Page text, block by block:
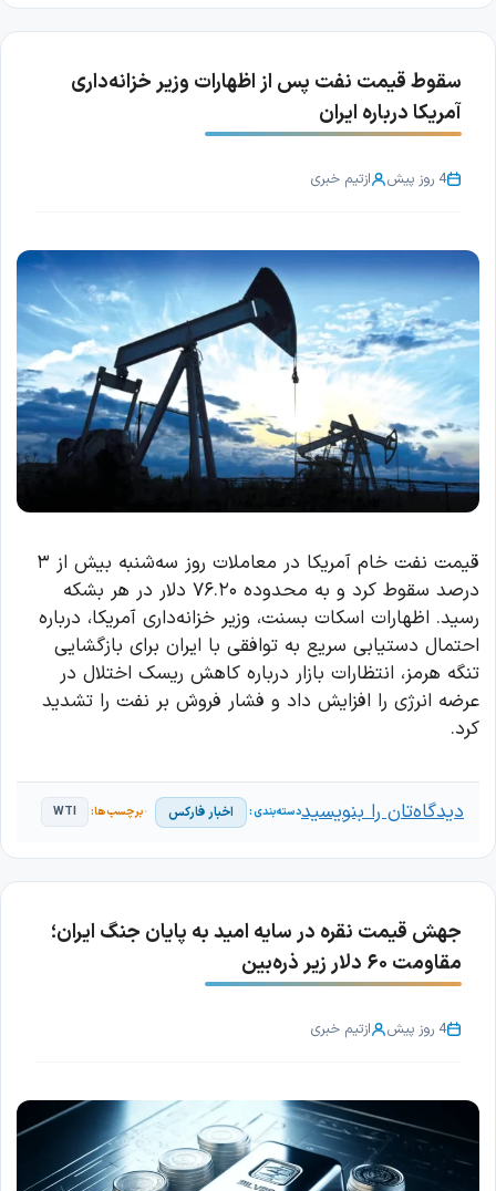
سقوط قیمت نفت پس از اظهارات وزیر خزانه‌داری
آمریکا درباره ایران
4 روز پیش ازتیم خبری
قیمت نفت خام آمریکا در معاملات روز سه‌شنبه بیش از ۳
درصد سقوط کرد و به محدوده ۷۶.۲۰ دلار در هر بشکه
رسید. اظهارات اسکات بسنت، وزیر خزانه‌داری آمریکا، درباره
احتمال دستیابی سریع به توافقی با ایران برای بازگشایی
تنگه هرمز، انتظارات بازار درباره کاهش ریسک اختلال در
عرضه انرژی را افزایش داد و فشار فروش بر نفت را تشدید
کرد.
اخبار فارکس WTI دیدگاه‌تان را بنویسید
جهش قیمت نقره در سایه امید به پایان جنگ ایران؛
مقاومت ۶۰ دلار زیر ذره‌بین
4 روز پیش ازتیم خبری